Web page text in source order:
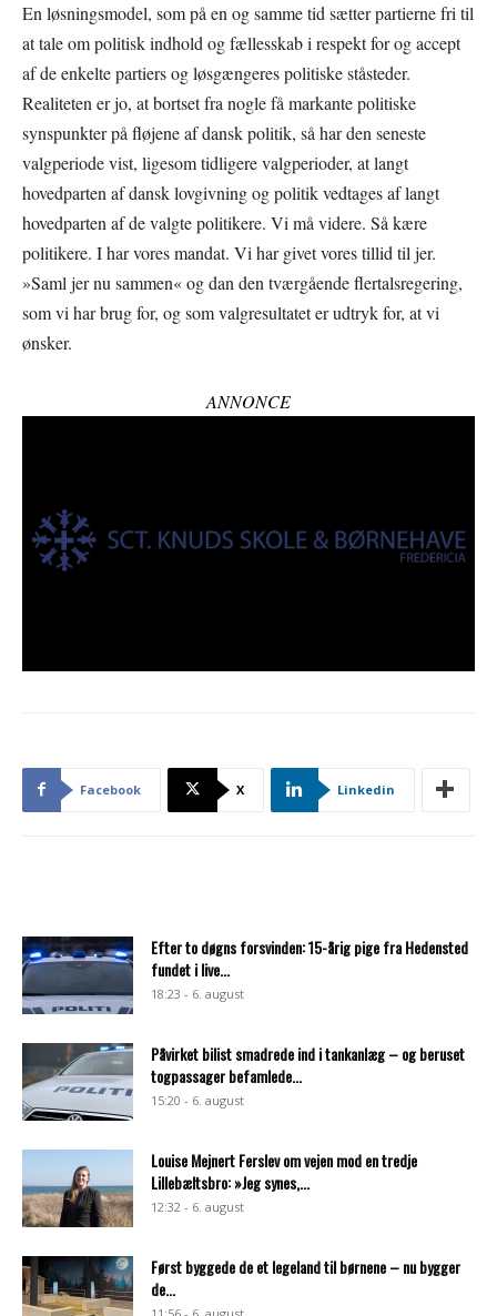
En løsningsmodel, som på en og samme tid sætter partierne fri til
at tale om politisk indhold og fællesskab i respekt for og accept
af de enkelte partiers og løsgængeres politiske ståsteder.
Realiteten er jo, at bortset fra nogle få markante politiske
synspunkter på fløjene af dansk politik, så har den seneste
valgperiode vist, ligesom tidligere valgperioder, at langt
hovedparten af dansk lovgivning og politik vedtages af langt
hovedparten af de valgte politikere. Vi må videre. Så kære
politikere. I har vores mandat. Vi har givet vores tillid til jer.
»Saml jer nu sammen« og dan den tværgående flertalsregering,
som vi har brug for, og som valgresultatet er udtryk for, at vi
ønsker.
ANNONCE
Facebook X Linkedin
Efter to døgns forsvinden: 15-årig pige fra Hedensted
fundet i live...
18:23 - 6. august
Påvirket bilist smadrede ind i tankanlæg – og beruset
togpassager befamlede...
15:20 - 6. august
Louise Mejnert Ferslev om vejen mod en tredje
Lillebæltsbro: »Jeg synes,...
12:32 - 6. august
Først byggede de et legeland til børnene – nu bygger
de...